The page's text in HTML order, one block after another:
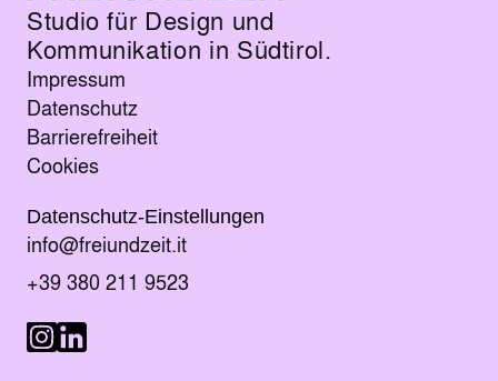
Studio für Design und
Kommunikation in Südtirol.
Impressum
Datenschutz
Barrierefreiheit
Cookies
Datenschutz-Einstellungen
E-Mail senden an
info@freiundzeit.it
Telefonnummer anrufen:
+39 380 211 9523
Besuche uns auf LinkedIn
Besuche uns auf Instagram